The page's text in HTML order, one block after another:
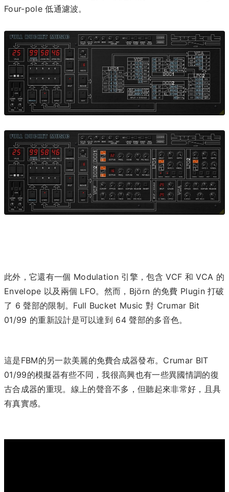
Four-pole 低通濾波。
此外，它還有一個 Modulation 引擎，包含 VCF 和 VCA 的
Envelope 以及兩個 LFO。然而，Björn 的免費 Plugin 打破
了 6 聲部的限制。Full Bucket Music 對 Crumar Bit
01/99 的重新設計是可以達到 64 聲部的多音色。
這是FBM的另一款美麗的免費合成器發布。Crumar BIT
01/99的模擬器有些不同，我很高興也有一些異國情調的復
古合成器的重現。線上的聲音不多，但聽起來非常好，且具
有真實感。